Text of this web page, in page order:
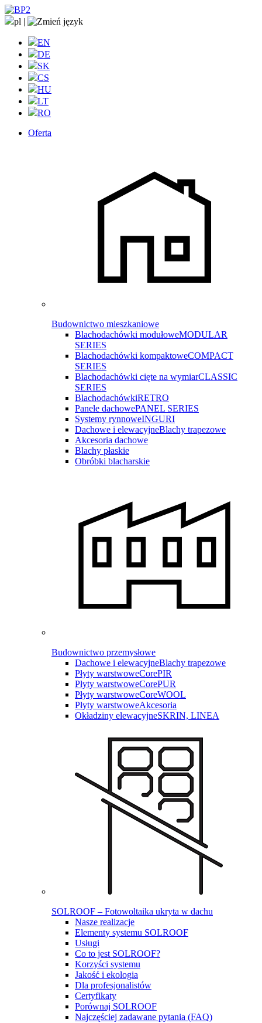
pl |
EN
DE
SK
CS
HU
LT
RO
Oferta
Budownictwo mieszkaniowe
Blachodachówki modułoweMODULAR
SERIES
Blachodachówki kompaktoweCOMPACT
SERIES
Blachodachówki cięte na wymiarCLASSIC
SERIES
BlachodachówkiRETRO
Panele dachowePANEL SERIES
Systemy rynnoweINGURI
Dachowe i elewacyjneBlachy trapezowe
Akcesoria dachowe
Blachy płaskie
Obróbki blacharskie
Budownictwo przemysłowe
Dachowe i elewacyjneBlachy trapezowe
Płyty warstwoweCorePIR
Płyty warstwoweCorePUR
Płyty warstwoweCoreWOOL
Płyty warstwoweAkcesoria
Okładziny elewacyjneSKRIN, LINEA
SOLROOF – Fotowoltaika ukryta w dachu
Nasze realizacje
Elementy systemu SOLROOF
Usługi
Co to jest SOLROOF?
Korzyści systemu
Jakość i ekologia
Dla profesjonalistów
Certyfikaty
Porównaj SOLROOF
Najczęściej zadawane pytania (FAQ)